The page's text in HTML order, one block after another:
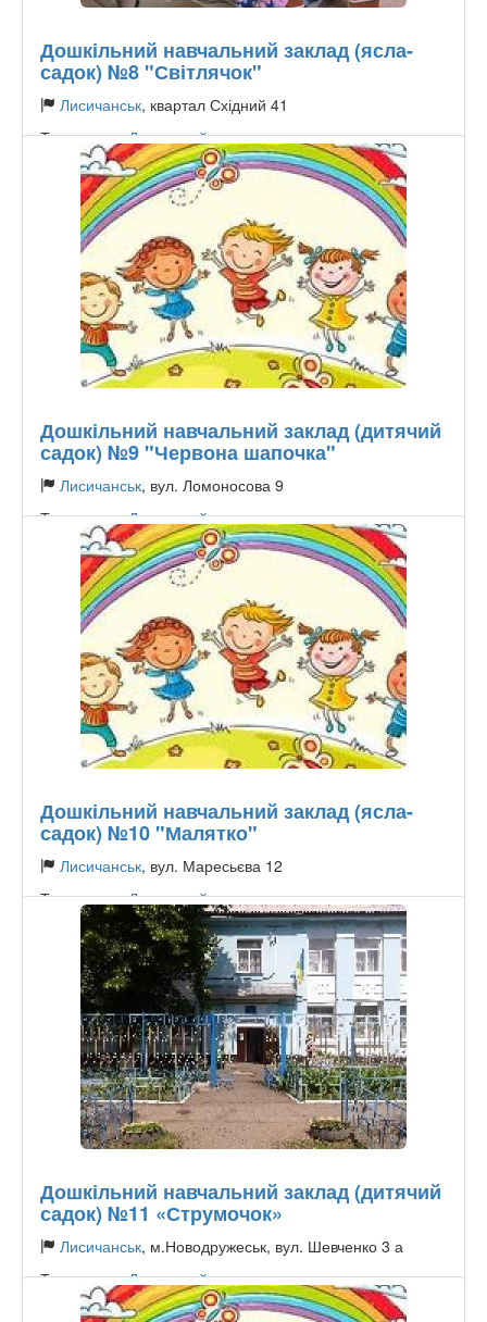
Дошкільний навчальний заклад (ясла-
садок) №8 "Світлячок"
Лисичанськ, квартал Східний 41
Тип садика:Державний
Дошкільний навчальний заклад (дитячий
садок) №9 "Червона шапочка"
Лисичанськ, вул. Ломоносова 9
Тип садика:Державний
Дошкільний навчальний заклад (ясла-
садок) №10 "Малятко"
Лисичанськ, вул. Маресьєва 12
Тип садика:Державний
Дошкільний навчальний заклад (дитячий
садок) №11 «Струмочок»
Лисичанськ, м.Новодружеськ, вул. Шевченко 3 а
Тип садика:Державний